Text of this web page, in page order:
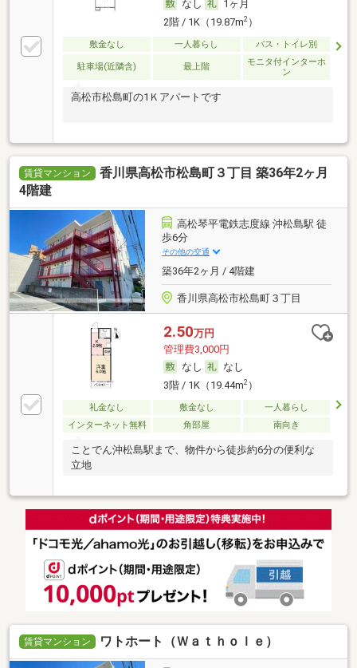
なし
1ヶ月
2階 / 1K（19.87m2）
敷金なし 一人暮らし バス・トイレ別
駐車場(近隣含) 最上階
モニタ付インターホ
ン
高松市松島町の1Ｋアパートです
賃貸マンション
香川県高松市松島町３丁目 築36年2ヶ月
4階建
高松琴平電鉄志度線 沖松島駅 徒
歩6分
その他の交通
築36年2ヶ月 / 4階建
香川県高松市松島町３丁目
2.50万円
管理費3,000円
なし
なし
3階 / 1K（19.44m2）
礼金なし 敷金なし
一人暮らし
インターネット無料
角部屋 南向き
ことでん沖松島駅まで、物件から徒歩約6分の便利な
立地
賃貸マンション ワトホート（Ｗａｔｈｏｌｅ）